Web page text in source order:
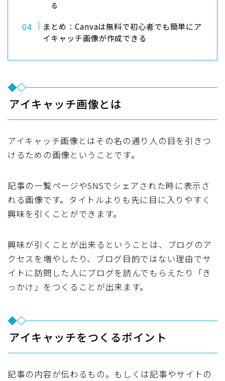
る
まとめ：Canvaは無料で初心者でも簡単にア
イキャッチ画像が作成できる
アイキャッチ画像とは
アイキャッチ画像とはその名の通り人の目を引きつ
けるための画像ということです。
記事の一覧ページやSNSでシェアされた時に表示さ
れる画像です。タイトルよりも先に目に入りやすく
興味を引くことができます。
興味が引くことが出来るということは、ブログのア
クセスを増やしたり、ブログ目的ではない理由でサ
イトに訪問した人にブログを読んでもらえたり「き
っかけ」をつくることが出来ます。
アイキャッチをつくるポイント
記事の内容が伝わるもの。もしくは記事やサイトの